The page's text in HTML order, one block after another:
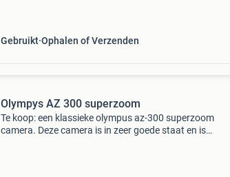
Gebruikt Ophalen of Verzenden
Olympys AZ 300 superzoom
Te koop: een klassieke olympus az-300 superzoom
camera. Deze camera is in zeer goede staat en is